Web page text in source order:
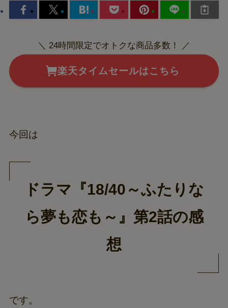
＼ 24時間限定でオトクな商品多数！ ／
楽天タイムセールはこちら
今回は
ドラマ『18/40～ふたりな
ら夢も恋も～』第2話の感
想
です。